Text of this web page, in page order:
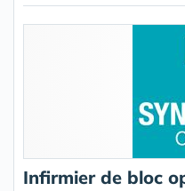
Infirmier de bloc